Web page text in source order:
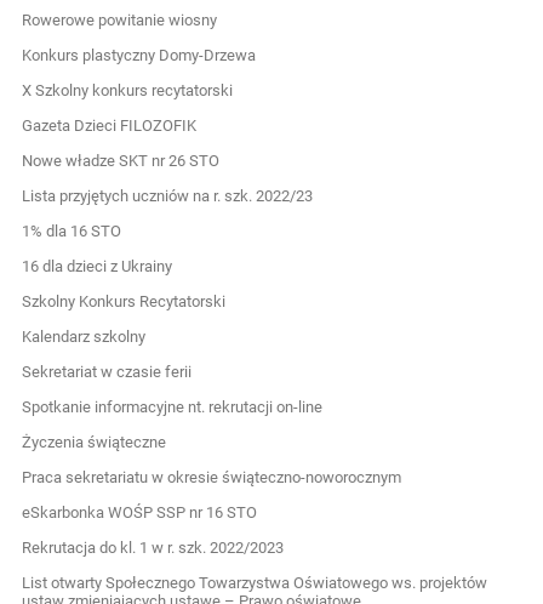
Rowerowe powitanie wiosny
Konkurs plastyczny Domy-Drzewa
X Szkolny konkurs recytatorski
Gazeta Dzieci FILOZOFIK
Nowe władze SKT nr 26 STO
Lista przyjętych uczniów na r. szk. 2022/23
1% dla 16 STO
16 dla dzieci z Ukrainy
Szkolny Konkurs Recytatorski
Kalendarz szkolny
Sekretariat w czasie ferii
Spotkanie informacyjne nt. rekrutacji on-line
Życzenia świąteczne
Praca sekretariatu w okresie świąteczno-noworocznym
eSkarbonka WOŚP SSP nr 16 STO
Rekrutacja do kl. 1 w r. szk. 2022/2023
List otwarty Społecznego Towarzystwa Oświatowego ws. projektów